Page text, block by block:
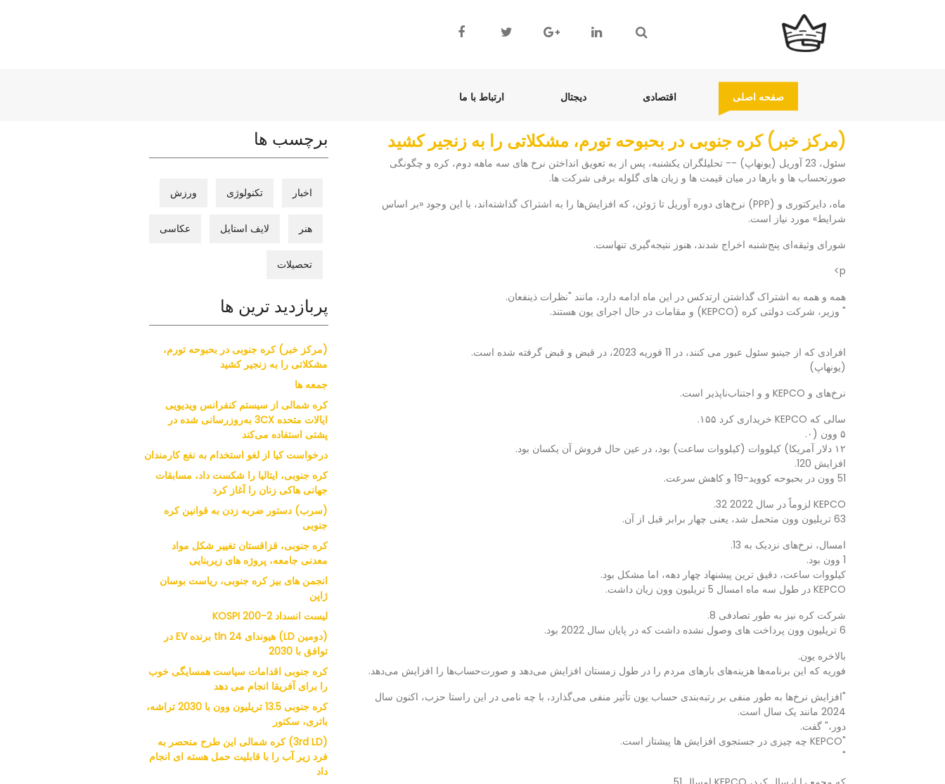
صفحه اصلی اقتصادی دیجتال ارتباط با ما
(مرکز خبر) کره جنوبی در بحبوحه تورم، مشکلاتی را به زنجیر کشید
سئول، 23 آوریل (یونهاپ) -- تحلیلگران یکشنبه، پس از به تعویق انداختن نرخ های سه ماهه دوم، کره و چگونگی
صورتحساب ها و بارها در میان قیمت ها و زیان های گلوله برفی شرکت ها.
ماه، دایرکتوری و (PPP) نرخ‌های دوره آوریل تا ژوئن، که افزایش‌ها را به اشتراک گذاشته‌اند، با این وجود «بر اساس
شرایط» مورد نیاز است.
شورای وثیقه‌ای پنج‌شنبه اخراج شدند، هنوز نتیجه‌گیری تنهاست.
p>
همه و همه به اشتراک گذاشتن ارتدکس در این ماه ادامه دارد، مانند "نظرات ذینفعان.
" وزیر، شرکت دولتی کره (KEPCO) و مقامات در حال اجرای یون هستند.
افرادی که از جینبو سئول عبور می کنند، در 11 فوریه 2023، در قبض و قبض گرفته شده است.
(یونهاپ)
نرخ‌های و KEPCO و و اجتناب‌ناپذیر است.
سالی که KEPCO خریداری کرد ۱۵۵.
۵ وون (۰.
۱۲ دلار آمریکا) کیلووات (کیلووات ساعت) بود، در عین حال فروش آن یکسان بود.
افزایش 120.
51 وون در بحبوحه کووید-19 و کاهش سرعت.
KEPCO لزوماً در سال 2022 32.
63 تریلیون وون متحمل شد، یعنی چهار برابر قبل از آن.
امسال، نرخ‌های نزدیک به 13.
1 وون بود.
کیلووات ساعت، دقیق ترین پیشنهاد چهار دهه، اما مشکل بود.
KEPCO در طول سه ماه امسال 5 تریلیون وون زیان داشت.
شرکت کره نیز به طور تصادفی 8.
6 تریلیون وون پرداخت های وصول نشده داشت که در پایان سال 2022 بود.
بالاخره یون.
فوریه که این برنامه‌ها هزینه‌های بارهای مردم را در طول زمستان افزایش می‌دهد و صورت‌حساب‌ها را افزایش می‌دهد.
"افزایش نرخ‌ها به طور منفی بر رتبه‌بندی حساب یون تأثیر منفی می‌گذارد، با چه نامی در این راستا حزب، اکنون سال
2024 مانند یک سال است.
دور،" گفت.
"KEPCO چه چیزی در جستجوی افزایش ها پیشتاز است.
"
برچسب ها
اخبار تکنولوژی ورزش
هنر لایف استایل عکاسی
تحصیلات
پربازدید ترین ها
(مرکز خبر) کره جنوبی در بحبوحه تورم،
مشکلاتی را به زنجیر کشید
جمعه ها
کره شمالی از سیستم کنفرانس ویدیویی
ایالات متحده 3CX به‌روزرسانی شده در
پشتی استفاده می‌کند
درخواست کیا از لغو استخدام به نفع کارمندان
کره جنوبی، ایتالیا را شکست داد، مسابقات
جهانی هاکی زنان را آغاز کرد
(سرب) دستور ضربه زدن به قوانین کره
جنوبی
کره جنوبی، قزاقستان تغییر شکل مواد
معدنی جامعه، پروژه های زیربنایی
انجمن های بیز کره جنوبی، ریاست بوسان
ژاپن
لیست انسداد KOSPI 200-2
(دومین LD) هیوندای 24 tln برنده EV در
توافق با 2030
کره جنوبی اقدامات سیاست همسایگی خوب
را برای آفریقا انجام می دهد
کره جنوبی 13.5 تریلیون وون با 2030 تراشه،
باتری، سکتور
(3rd LD) کره شمالی این طرح منحصر به
فرد زیر آب را با قابلیت حمل هسته ای انجام
داد